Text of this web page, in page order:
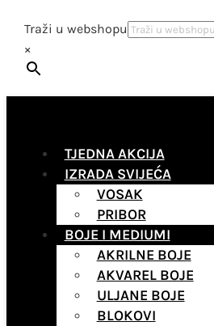
Traži u webshopu
×
TJEDNA AKCIJA
IZRADA SVIJEĆA
VOSAK
PRIBOR
BOJE I MEDIUMI
AKRILNE BOJE
AKVAREL BOJE
ULJANE BOJE
BLOKOVI